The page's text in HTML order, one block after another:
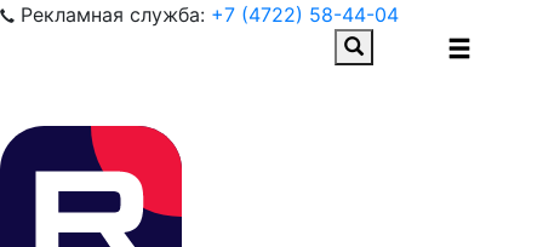
Рекламная служба: +7 (4722) 58-44-04